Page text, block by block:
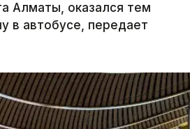
Алматы, оказался тем
в автобусе, передает